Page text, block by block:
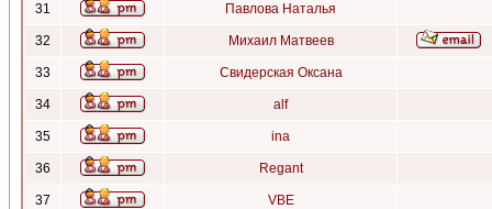
31 Павлова Наталья
32 Михаил Матвеев
33 Свидерская Оксана
34 alf
35 ina
36 Regant
37 VBE